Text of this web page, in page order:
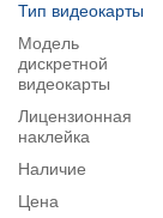
Тип видеокарты
Модель
дискретной
видеокарты
Лицензионная
наклейка
Наличие
Цена